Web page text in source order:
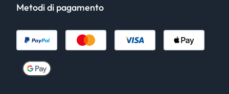
Metodi di pagamento